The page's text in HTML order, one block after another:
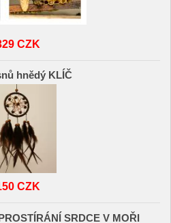
CZK
hnědý KLÍČ
CZK
SRDCE V MOŘI